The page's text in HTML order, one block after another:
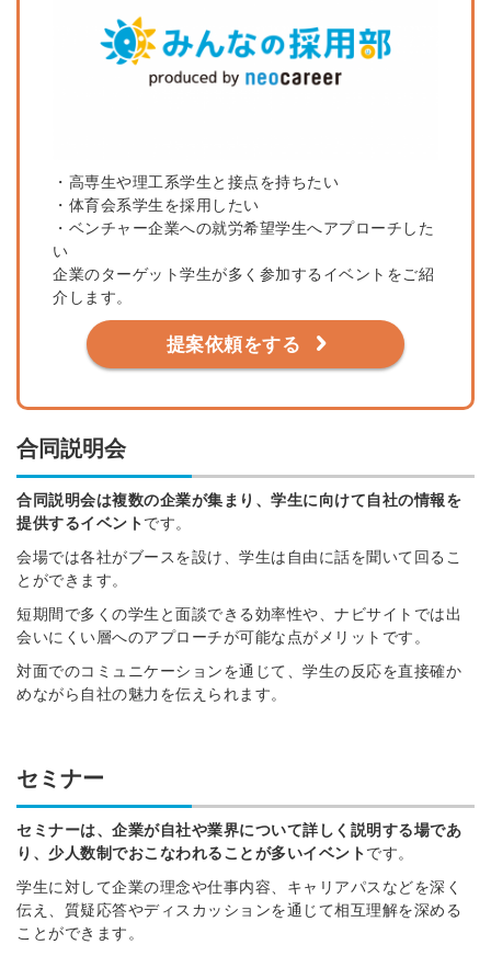
・高専生や理工系学生と接点を持ちたい
・体育会系学生を採用したい
・ベンチャー企業への就労希望学生へアプローチした
い
企業のターゲット学生が多く参加するイベントをご紹
介します。
提案依頼をする
合同説明会
合同説明会は複数の企業が集まり、学生に向けて自社の情報を
提供するイベントです。
会場では各社がブースを設け、学生は自由に話を聞いて回るこ
とができます。
短期間で多くの学生と面談できる効率性や、ナビサイトでは出
会いにくい層へのアプローチが可能な点がメリットです。
対面でのコミュニケーションを通じて、学生の反応を直接確か
めながら自社の魅力を伝えられます。
セミナー
セミナーは、企業が自社や業界について詳しく説明する場であ
り、少人数制でおこなわれることが多いイベントです。
学生に対して企業の理念や仕事内容、キャリアパスなどを深く
伝え、質疑応答やディスカッションを通じて相互理解を深める
ことができます。